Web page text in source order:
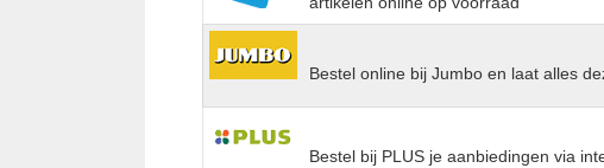
Bestel online bij Jumbo en laat alles
Bestel bij PLUS je aanbiedingen via